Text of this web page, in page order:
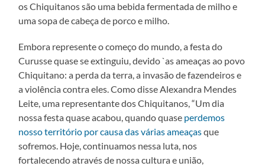
os Chiquitanos são uma bebida fermentada de milho e
uma sopa de cabeça de porco e milho.
Embora represente o começo do mundo, a festa do
Curusse quase se extinguiu, devido `as ameaças ao povo
Chiquitano: a perda da terra, a invasão de fazendeiros e
a violência contra eles. Como disse Alexandra Mendes
Leite, uma representante dos Chiquitanos, “Um dia
nossa festa quase acabou, quando quase perdemos
nosso território por causa das várias ameaçasque
sofremos. Hoje, continuamos nessa luta, nos
fortalecendo através de nossa cultura e união,